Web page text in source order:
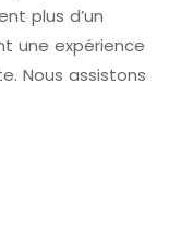
plus d’un
une expérience
Nous assistons